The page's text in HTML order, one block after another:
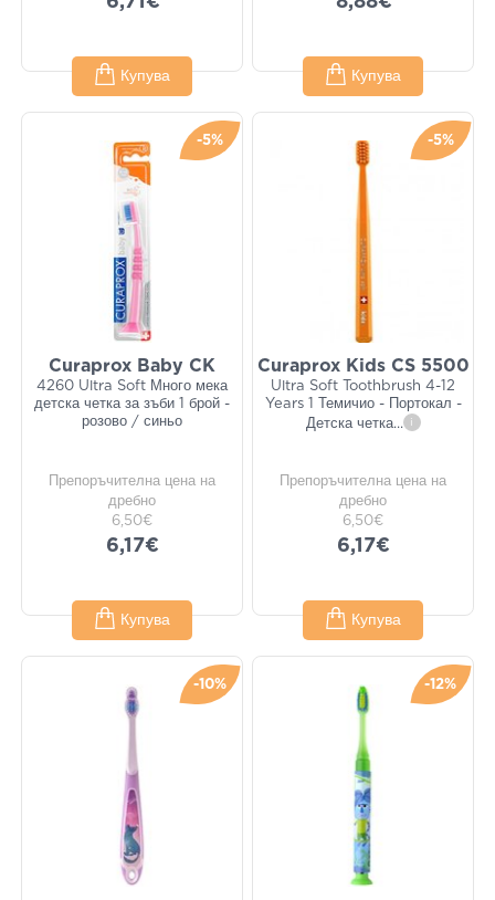
Купува Купува
-5%
Curaprox Baby CK
4260 Ultra Soft Много мека
детска четка за зъби 1 брой -
розово / синьо
Препоръчителна цена на
дребно
6,50€
6,17€
Купува
-5%
Curaprox Kids CS 5500
Ultra Soft Toothbrush 4-12
Years 1 Темичио - Портокал -
Детска четка... i
Препоръчителна цена на
дребно
6,50€
6,17€
Купува
-10% -12%